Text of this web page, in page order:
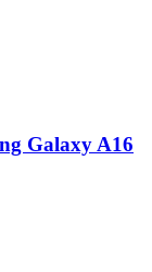
Galaxy A16